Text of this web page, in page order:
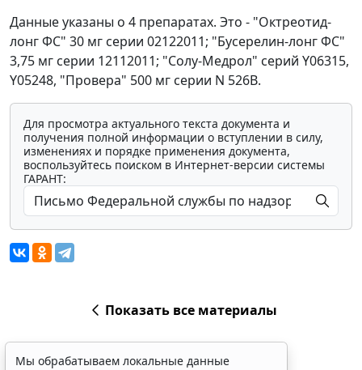
Данные указаны о 4 препаратах. Это - "Октреотид-
лонг ФС" 30 мг серии 02122011; "Бусерелин-лонг ФС"
3,75 мг серии 12112011; "Солу-Медрол" серий Y06315,
Y05248, "Провера" 500 мг серии N 526B.
Для просмотра актуального текста документа и
получения полной информации о вступлении в силу,
изменениях и порядке применения документа,
воспользуйтесь поиском в Интернет-версии системы
ГАРАНТ:
Показать все материалы
Мы обрабатываем локальные данные
браузера и используем инструменты
исследований и обзоров. Вы можете
настройках браузера. Пожалуйста,
ознакомьтесь с условиями их обработки